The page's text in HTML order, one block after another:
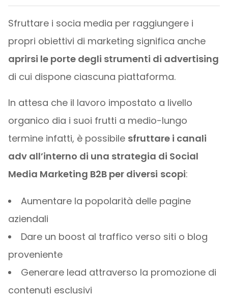
Sfruttare i socia media per raggiungere i
propri obiettivi di marketing significa anche
aprirsi le porte degli strumenti di advertising
di cui dispone ciascuna piattaforma.
In attesa che il lavoro impostato a livello
organico dia i suoi frutti a medio-lungo
termine infatti, è possibile sfruttare i canali
adv all’interno di una strategia di Social
Media Marketing B2B per diversi scopi:
Aumentare la popolarità delle pagine
aziendali
Dare un boost al traffico verso siti o blog
proveniente
Generare lead attraverso la promozione di
contenuti esclusivi